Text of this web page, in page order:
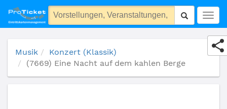
(7669) Eine Nacht auf dem kahlen Berge
Musik
Konzert (Klassik)
(7669) Eine Nacht auf dem kahlen Berge